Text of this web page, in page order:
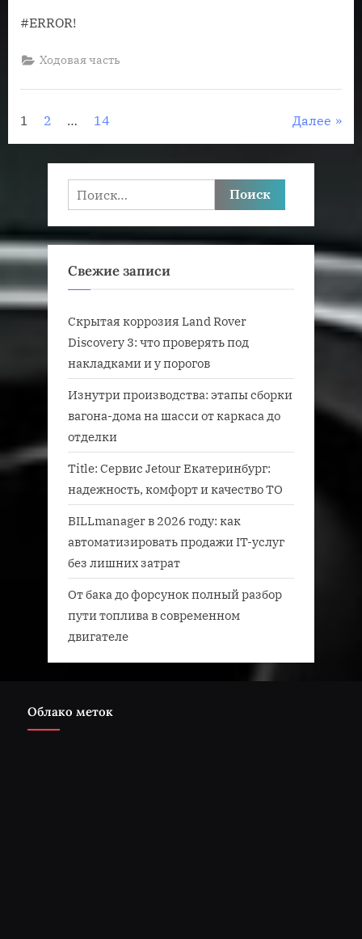
#ERROR!
Ходовая часть
Пагинация
записей
1 2 … 14 Далее
Найти:
Свежие записи
Скрытая коррозия Land Rover
Discovery 3: что проверять под
накладками и у порогов
Изнутри производства: этапы сборки
вагона-дома на шасси от каркаса до
отделки
Title: Сервис Jetour Екатеринбург:
надежность, комфорт и качество ТО
BILLmanager в 2026 году: как
автоматизировать продажи IT-услуг
без лишних затрат
От бака до форсунок полный разбор
пути топлива в современном
двигателе
Облако меток